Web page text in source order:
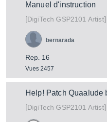
Manuel d'instruction
[DigiTech GSP2101 Artist]
Rep. 16
Vues 2457
bernarada
Help! Patch Quaalude
[DigiTech GSP2101 Artist]